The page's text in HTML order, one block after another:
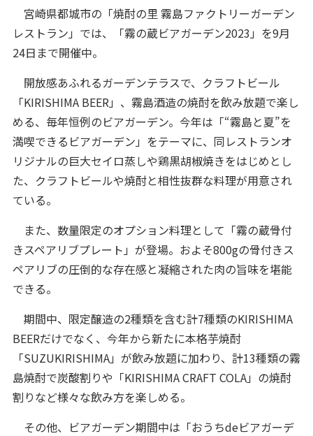
宮崎県都城市の「焼酎の里 霧島ファクトリーガーデン
レストラン」では、「霧の蔵ビアガーデン2023」を9月
24日まで開催中。
開放感あふれるガーデンテラスで、クラフトビール
「KIRISHIMA BEER」、霧島酒造の焼酎を飲み放題で楽し
める、毎年恒例のビアガーデン。今年は「“霧島と夏”を
満喫できるビアガーデン」をテーマに、同レストランオ
リジナルの巨大セイロ蒸しや鶏黒胡椒焼きをはじめとし
た、クラフトビールや焼酎と相性抜群な料理が用意され
ている。
また、数量限定のオプション料理として「霧の蔵骨付
きスペアリブプレート」が登場。およそ800gの骨付きス
ペアリブの圧倒的な存在感と凝縮された肉の旨味を堪能
できる。
期間中、限定醸造の2種類を含む計7種類のKIRISHIMA
BEERだけでなく、今年から新たに本格芋焼酎
「SUZUKIRISHIMA」が飲み放題に加わり、計13種類の霧
島焼酎で炭酸割りや「KIRISHIMA CRAFT COLA」の焼酎
割りなど様々な飲み方を楽しめる。
その他、ビアガーデン期間中は「おうちdeビアガーデ